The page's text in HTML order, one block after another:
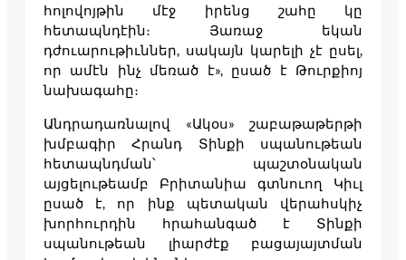
հոլովոյթին մէջ իրենց շահը կը
հետապնդէին։ Յառաջ եկան
դժուարութիւններ, սակայն կարելի չէ ըսել,
որ ամէն ինչ մեռած է», ըսած է Թուրքիոյ
նախագահը։
Անդրադառնալով «Ակօս» շաբաթաթերթի
խմբագիր Հրանդ Տինքի սպանութեան
հետապնդման՝ պաշտօնական
այցելութեամբ Բրիտանիա գտնուող Կիւլ
ըսած է, որ ինք պետական վերահսկիչ
խորհուրդին հրահանգած է Տինքի
սպանութեան լիարժէք բացայայտման